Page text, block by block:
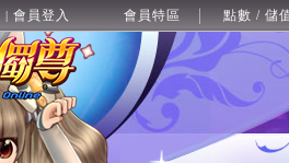
| 會員登入 會員特區 點數 / 儲